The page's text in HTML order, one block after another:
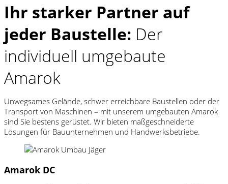
Ihr starker Partner auf
jeder Baustelle: Der
individuell umgebaute
Amarok
Unwegsames Gelände, schwer erreichbare Baustellen oder der
Transport von Maschinen – mit unserem umgebauten Amarok
sind Sie bestens gerüstet. Wir bieten maßgeschneiderte
Lösungen für Bauunternehmen und Handwerksbetriebe.
Amarok DC